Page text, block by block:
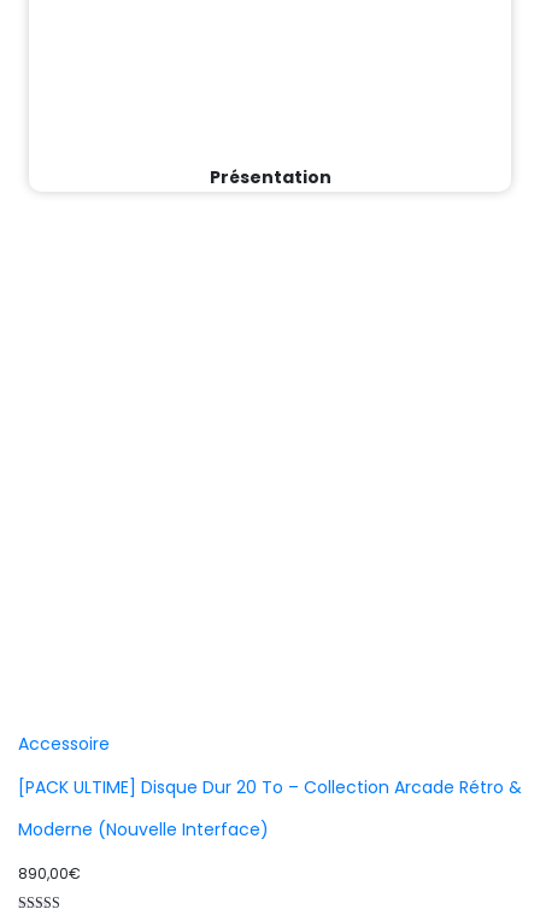
Présentation
Accessoire
[PACK ULTIME] Disque Dur 20 To – Collection Arcade Rétro &
Moderne (Nouvelle Interface)
890,00€